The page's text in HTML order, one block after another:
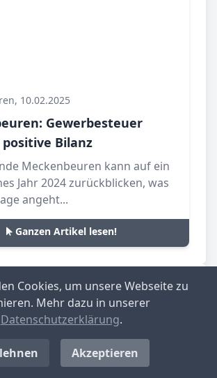
10.02.2025
Gewerbesteuer
Bilanz
Meckenbeuren kann auf ein
Jahr 2024 zurückblicken, was
angeht...
Ganzen Artikel lesen!
mit nied­rig­stem Ge­
in Deutsch­
Cookies, um unsere Webseite zu
Mehr dazu in unserer
Datenschutzerklärung.
Akzeptieren